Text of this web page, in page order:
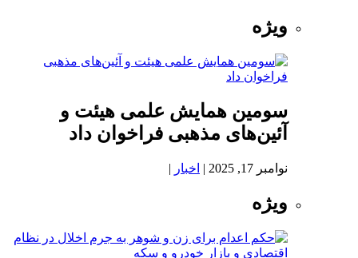
ویژه
سومین همایش علمی هیئت و
آئین‌های مذهبی فراخوان داد
نوامبر 17, 2025 | اخبار |
ویژه